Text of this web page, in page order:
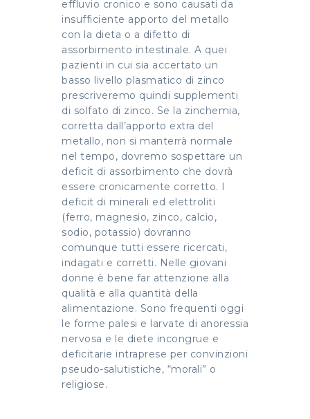
effluvio cronico e sono causati da
insufficiente apporto del metallo
con la dieta o a difetto di
assorbimento intestinale. A quei
pazienti in cui sia accertato un
basso livello plasmatico di zinco
prescriveremo quindi supplementi
di solfato di zinco. Se la zinchemia,
corretta dall’apporto extra del
metallo, non si manterrà normale
nel tempo, dovremo sospettare un
deficit di assorbimento che dovrà
essere cronicamente corretto. I
deficit di minerali ed elettroliti
(ferro, magnesio, zinco, calcio,
sodio, potassio) dovranno
comunque tutti essere ricercati,
indagati e corretti. Nelle giovani
donne è bene far attenzione alla
qualità e alla quantità della
alimentazione. Sono frequenti oggi
le forme palesi e larvate di anoressia
nervosa e le diete incongrue e
deficitarie intraprese per convinzioni
pseudo-salutistiche, “morali” o
religiose.